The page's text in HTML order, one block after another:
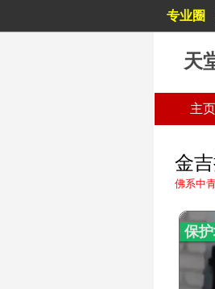
专业圈
天
主页
金
佛系中